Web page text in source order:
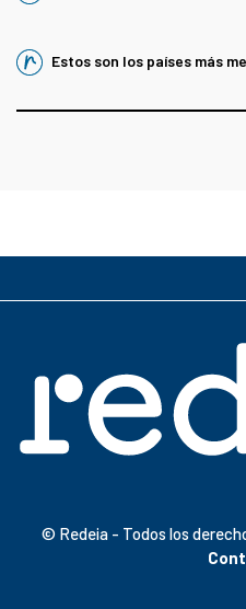
Estos son los países más
© Redeia - Todos los